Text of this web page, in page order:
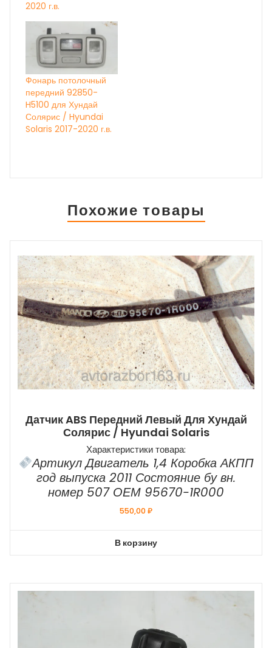
2020 г.в.
Фонарь потолочный
передний 92850-
H5100 для Хундай
Солярис / Hyundai
Solaris 2017-2020 г.в.
Похожие товары
Датчик ABS Передний Левый Для Хундай
Солярис / Hyundai Solaris
Характеристики товара:
Артикул Двигатель 1,4 Коробка АКПП
год выпуска 2011 Состояние бу вн.
номер 507 ОЕМ 95670-1R000
550,00₽
В корзину